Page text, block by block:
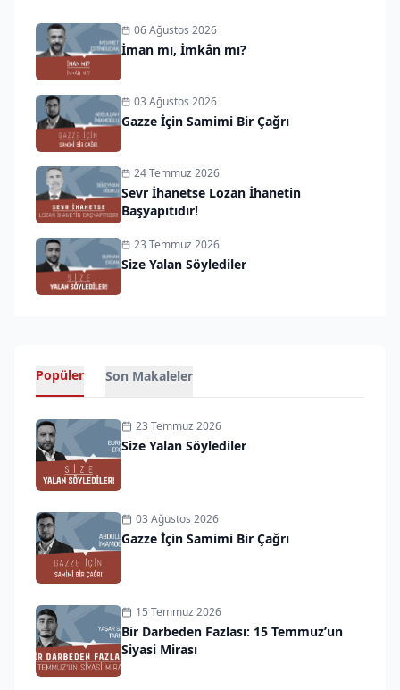
06 Ağustos 2026
İman mı, İmkân mı?
03 Ağustos 2026
Gazze İçin Samimi Bir Çağrı
24 Temmuz 2026
Sevr İhanetse Lozan İhanetin
Başyapıtıdır!
23 Temmuz 2026
Size Yalan Söylediler
Popüler Son Makaleler
23 Temmuz 2026
Size Yalan Söylediler
03 Ağustos 2026
Gazze İçin Samimi Bir Çağrı
15 Temmuz 2026
Bir Darbeden Fazlası: 15 Temmuz’un
Siyasi Mirası